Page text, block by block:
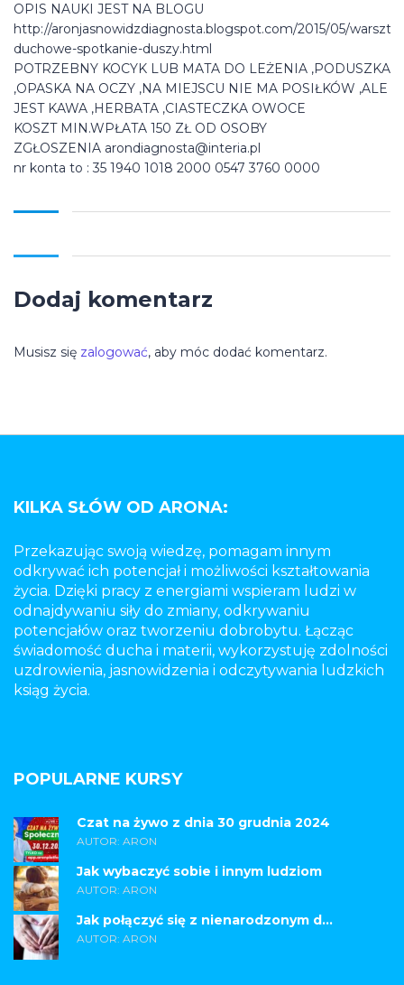
OPIS NAUKI JEST NA BLOGU
http://aronjasnowidzdiagnosta.blogspot.com/2015/05/
duchowe-spotkanie-duszy.html
POTRZEBNY KOCYK LUB MATA DO LEŻENIA ,PODUSZKA
,OPASKA NA OCZY ,NA MIEJSCU NIE MA POSIŁKÓW ,ALE
JEST KAWA ,HERBATA ,CIASTECZKA OWOCE
KOSZT MIN.WPŁATA 150 ZŁ OD OSOBY
ZGŁOSZENIA arondiagnosta@interia.pl
nr konta to : 35 1940 1018 2000 0547 3760 0000
Dodaj komentarz
Musisz się zalogować, aby móc dodać komentarz.
KILKA SŁÓW OD ARONA:
Przekazując swoją wiedzę, pomagam innym
odkrywać ich potencjał i możliwości kształtowania
życia. Dzięki pracy z energiami wspieram ludzi w
odnajdywaniu siły do zmiany, odkrywaniu
potencjałów oraz tworzeniu dobrobytu. Łącząc
świadomość ducha i materii, wykorzystuję zdolności
uzdrowienia, jasnowidzenia i odczytywania ludzkich
ksiąg życia.
POPULARNE KURSY
Czat na żywo z dnia 30 grudnia 2024
AUTOR: ARON
Jak wybaczyć sobie i innym ludziom
AUTOR: ARON
Jak połączyć się z nienarodzonym d...
AUTOR: ARON